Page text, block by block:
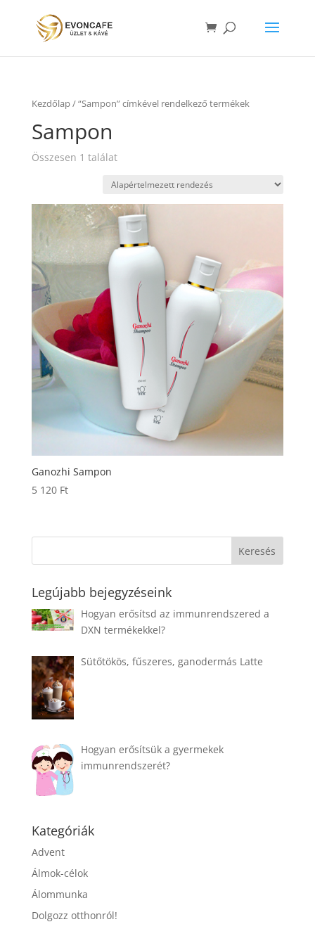
Kezdőlap/ “Sampon” címkével rendelkező termékek
Sampon
Összesen 1 találat
Ganozhi Sampon
5 120 Ft
Legújabb bejegyzéseink
Hogyan erősítsd az immunrendszered a
DXN termékekkel?
Sütőtökös, fűszeres, ganodermás Latte
Hogyan erősítsük a gyermekek
immunrendszerét?
Kategóriák
Advent
Álmok-célok
Álommunka
Dolgozz otthonról!